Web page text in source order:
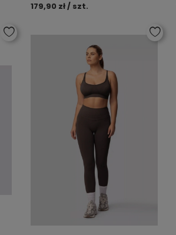
179,90 zł / szt.